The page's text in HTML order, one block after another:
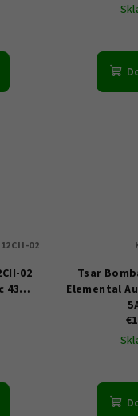
02
02
Tsar
Elemental